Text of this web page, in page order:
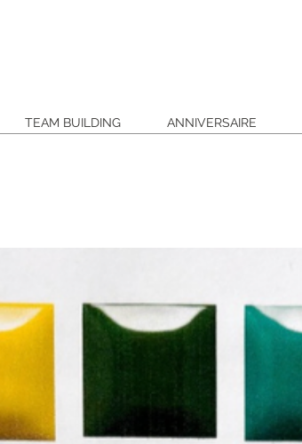
TEAM BUILDING ANNIVERSAIRE